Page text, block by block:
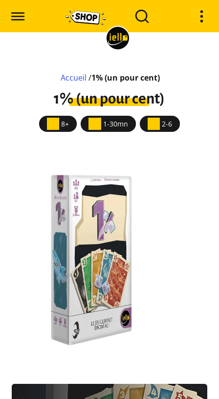
Accueil /1% (un pour cent)
1% (un pour cent)
8+ 1-30mn 2-6